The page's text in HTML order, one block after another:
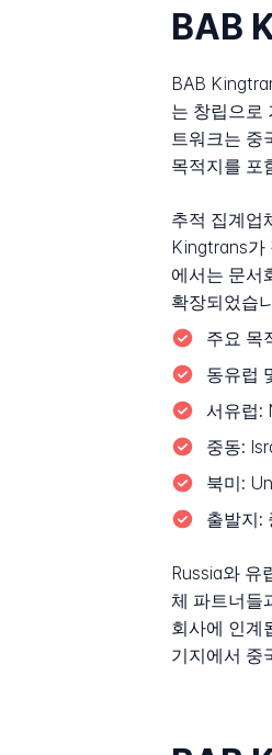
BAB
BAB
는 창립으로
트워크는 중
목적지를 포
추적 집계업
Kingtrans가
에서는 문서
확장되었습
주요 목
동유럽
서유럽:
중동:
북미:
출발지:
Russia와 유
체 파트너들
회사에 인계
기지에서 중